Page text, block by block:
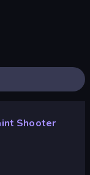
Shooter